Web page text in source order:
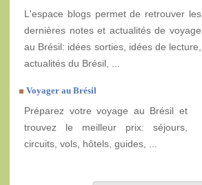
L'espace blogs permet de retrouver les
dernières notes et actualités de voyage
au Brésil: idées sorties, idées de lecture,
actualités du Brésil, ...
Voyager au Brésil
Préparez votre voyage au Brésil et
trouvez le meilleur prix: séjours,
circuits, vols, hôtels, guides, ...